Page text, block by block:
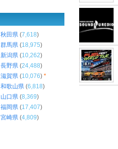
秋田県 (7,618)
群馬県 (18,975)
新潟県 (10,262)
長野県 (24,488)
滋賀県 (10,076) *
和歌山県 (6,818)
山口県 (8,369)
福岡県 (17,407)
宮崎県 (4,809)